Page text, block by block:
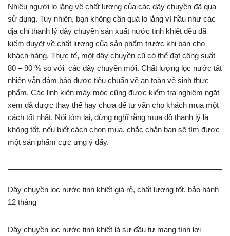
Nhiều người lo lắng về chất lượng của các dây chuyền đã qua
sử dụng. Tuy nhiên, bạn không cần quá lo lắng vì hầu như các
địa chỉ thanh lý dây chuyền sản xuất nước tinh khiết đều đã
kiểm duyệt về chất lượng của sản phẩm trước khi bán cho
khách hàng. Thực tế, một dây chuyền cũ có thể đạt công suất
80 – 90 % so với các dây chuyền mới. Chất lượng lọc nước tất
nhiên vẫn đảm bảo được tiêu chuẩn về an toàn vệ sinh thực
phẩm. Các linh kiện máy móc cũng được kiểm tra nghiêm ngặt
xem đã được thay thế hay chưa để tư vấn cho khách mua một
cách tốt nhất. Nói tóm lại, đừng nghĩ rằng mua đồ thanh lý là
không tốt, nếu biết cách chọn mua, chắc chắn bạn sẽ tìm được
một sản phẩm cực ưng ý đấy.
Dây chuyền lọc nước tinh khiết giá rẻ, chất lượng tốt, bảo hành
12 tháng
Dây chuyền lọc nước tinh khiết là sự đầu tư mang tính lợi